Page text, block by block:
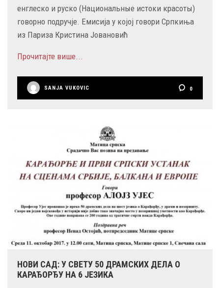
енглеско и руско (Национальные истоки красоты)
говорно подручје. Емисија у којој говори Српкиња
из Париза Кристина Јовановић
Прочитајте више...
SANJA VUKOVIC 0
НОВИ САД: У СВЕТУ 50 ДРАМСКИХ ДЕЛА О
КАРАЂОРЂУ НА 6 ЈЕЗИКА